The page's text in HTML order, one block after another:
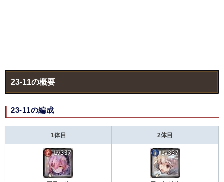
23-11の概要
23-11の編成
1体目 2体目